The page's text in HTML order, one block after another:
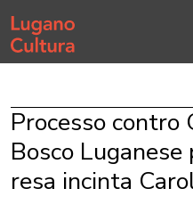
Home page
Processo contro
Bosco
resa incinta